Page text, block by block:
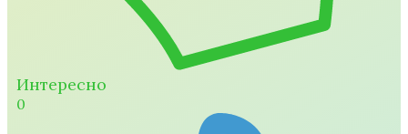
Интересно
0